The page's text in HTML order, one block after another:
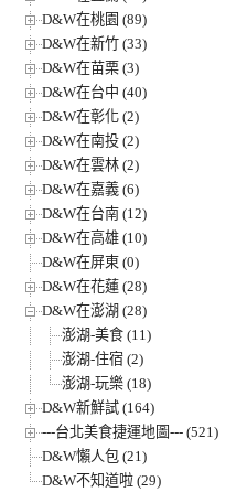
D&W在桃園 (89)
D&W在新竹 (33)
D&W在苗栗 (3)
D&W在台中 (40)
D&W在彰化 (2)
D&W在南投 (2)
D&W在雲林 (2)
D&W在嘉義 (6)
D&W在台南 (12)
D&W在高雄 (10)
D&W在屏東 (0)
D&W在花蓮 (28)
D&W在澎湖 (28)
澎湖-美食 (11)
澎湖-住宿 (2)
澎湖-玩樂 (18)
D&W新鮮試 (164)
---台北美食捷運地圖--- (521)
D&W懶人包 (21)
D&W不知道啦 (29)